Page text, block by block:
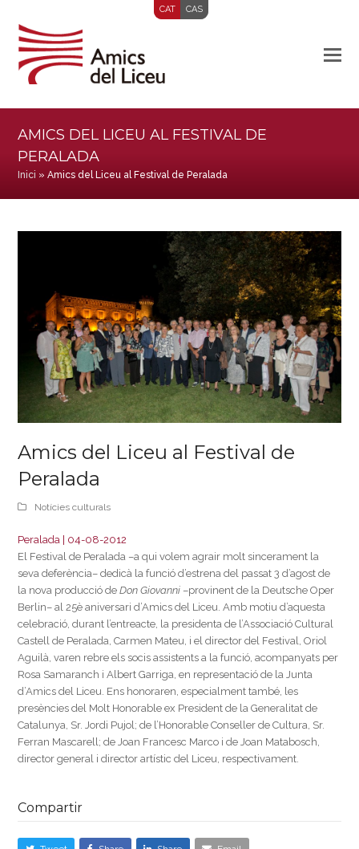
CAT CAS
AMICS DEL LICEU AL FESTIVAL DE
PERALADA
Inici »Amics del Liceu al Festival de Peralada
Amics del Liceu al Festival de
Peralada
Notícies culturals
Peralada | 04-08-2012
El Festival de Peralada –a qui volem agrair molt sincerament la
seva deferència– dedicà la funció d’estrena del passat 3 d’agost de
la nova producció deDon Giovanni –provinent de la Deutsche Oper
Berlin– al 25è aniversari d’Amics del Liceu. Amb motiu d’aquesta
celebració, durant l’entreacte, la presidenta de l’Associació Cultural
Castell de Peralada, Carmen Mateu, i el director del Festival, Oriol
Aguilà, varen rebre els socis assistents a la funció, acompanyats per
Rosa Samaranch i Albert Garriga, en representació de la Junta
d’Amics del Liceu. Ens honoraren, especialment també, les
presències del Molt Honorable ex President de la Generalitat de
Catalunya, Sr. Jordi Pujol; de l’Honorable Conseller de Cultura, Sr.
Ferran Mascarell; de Joan Francesc Marco i de Joan Matabosch,
director general i director artístic del Liceu, respectivament.
Compartir